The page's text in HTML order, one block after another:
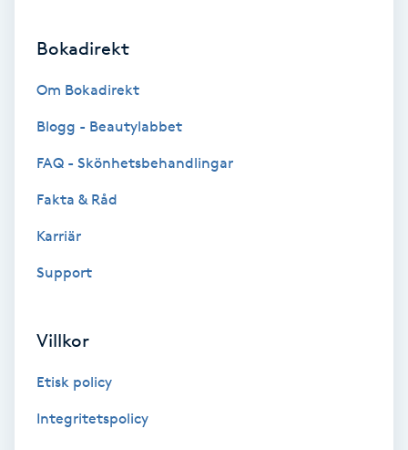
Lymfmassage
Läpptatuering
Makeup
Massage
Medicinsk massage
Meditation
Bokadirekt
Om Bokadirekt
Blogg - Beautylabbet
FAQ - Skönhetsbehandlingar
Fakta & Råd
Karriär
Support
Villkor
Etisk policy
Integritetspolicy